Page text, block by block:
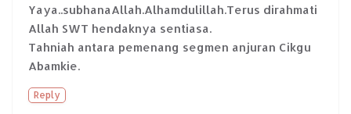
Yaya..subhanaAllah.Alhamdulillah.Terus dirahmati
Allah SWT hendaknya sentiasa.
Tahniah antara pemenang segmen anjuran Cikgu
Abamkie.
Reply